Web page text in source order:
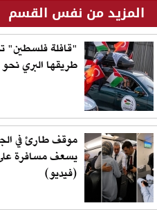
المزيد من نفس القسم
"قافلة فلسطين"
طريقها البري
موقف طارئ في
يسعف مسافرة
(فيديو)